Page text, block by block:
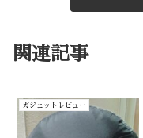
関連記事
ガジェットレビュー